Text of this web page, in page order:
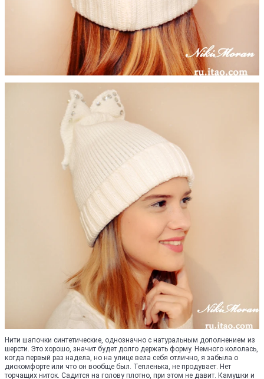
Нити шапочки синтетические, однозначно с натуральным дополнением из
шерсти. Это хорошо, значит будет долго держать форму. Немного кололась,
когда первый раз надела, но на улице вела себя отлично, я забыла о
дискомфорте или что он вообще был. Тепленька, не продувает. Нет
торчащих ниток. Садится на голову плотно, при этом не давит. Камушки и